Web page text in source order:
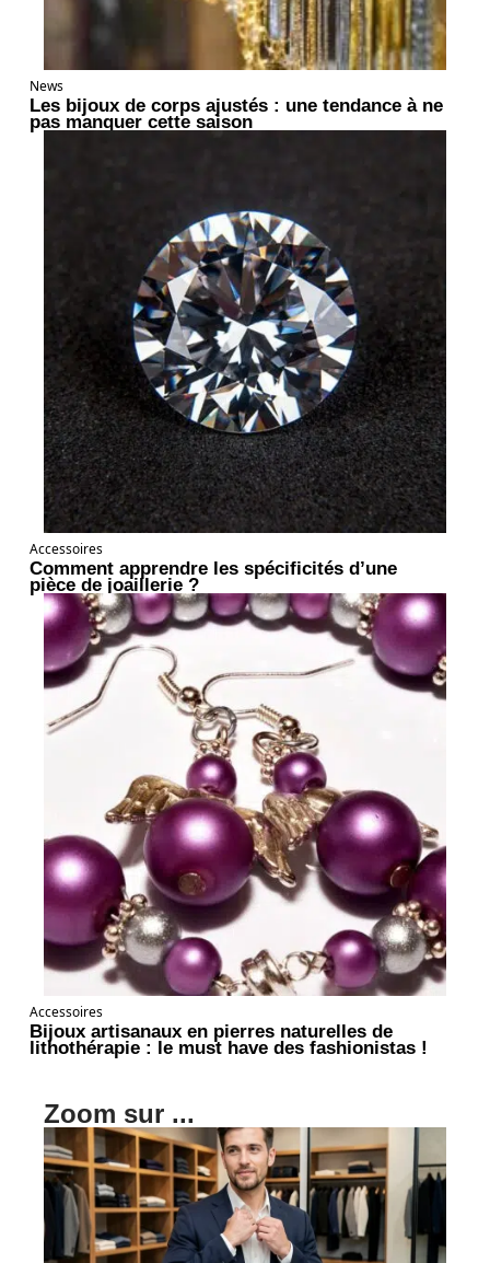
News
Les bijoux de corps ajustés : une tendance à ne
pas manquer cette saison
Accessoires
Comment apprendre les spécificités d’une
pièce de joaillerie ?
Accessoires
Bijoux artisanaux en pierres naturelles de
lithothérapie : le must have des fashionistas !
Zoom sur ...